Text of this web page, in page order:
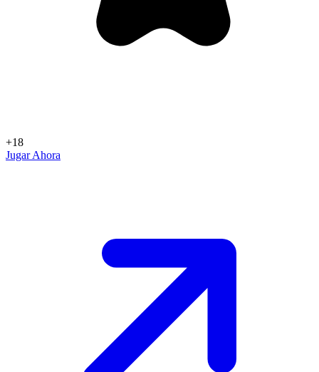
+18
Jugar Ahora